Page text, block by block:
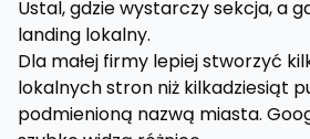
Ustal, gdzie wystarczy sekcja, a
landing lokalny.
Dla małej firmy lepiej stworzyć
lokalnych stron niż kilkadziesiąt
podmienioną nazwą miasta.